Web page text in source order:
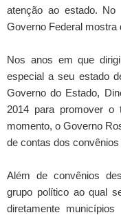
atenção ao estado. No
Governo Federal
Nos anos em que
especial a seu estado
Governo do Estado,
2014 para promover o
momento, o Governo
de contas dos
Além de convênios
grupo político ao qual
diretamente